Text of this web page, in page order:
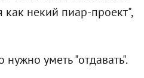
некий пиар-проект",
уметь "отдавать".